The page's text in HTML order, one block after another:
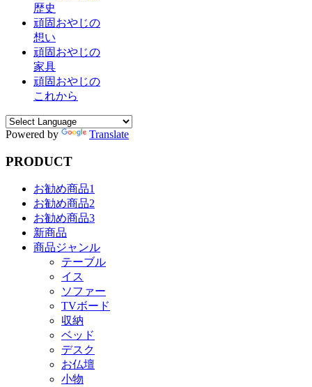
歴史
頑固おやじの
想い
頑固おやじの
家具
頑固おやじの
これから
Powered by Translate
PRODUCT
お勧め商品1
お勧め商品2
お勧め商品3
新商品
商品ジャンル
テーブル
イス
ソファー
TVボード
収納
ベッド
デスク
お仏壇
小物